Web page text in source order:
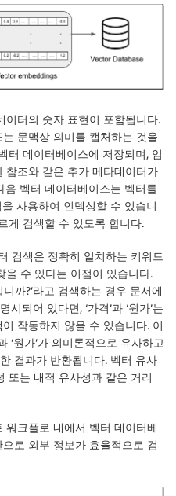
이터의 숫자 표현이 포함됩니다.
문맥상 의미를 캡처하는 것을
터 데이터베이스에 저장되며, 임
참조와 같은 추가 메타데이터가
음 벡터 데이터베이스는 벡터를
사용하여 인덱싱할 수 있습니
게 검색할 수 있도록 합니다.
검색은 정확히 일치하는 키워드
을 수 있다는 이점이 있습니다.
까?’라고 검색하는 경우 문서에
되어 있다면, ‘가격’과 ‘원가’는
작동하지 않을 수 있습니다. 이
‘원가’가 의미론적으로 유사하고
결과가 반환됩니다. 벡터 유사
또는 내적 유사성과 같은 거리
워크플로 내에서 벡터 데이터베
로 외부 정보가 효율적으로 검